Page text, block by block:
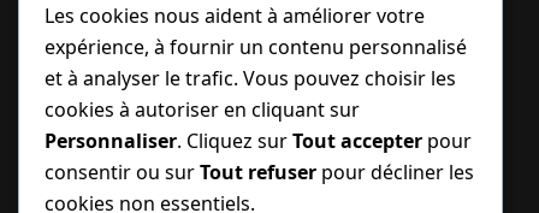
Juridique
Contactez-nous
MonBarreau
Les cookies nous aident à améliorer votre
expérience, à fournir un contenu personnalisé
et à analyser le trafic. Vous pouvez choisir les
cookies à autoriser en cliquant sur
Personnaliser. Cliquez surTout accepter pour
consentir ou surTout refuser pour décliner les
cookies non essentiels.